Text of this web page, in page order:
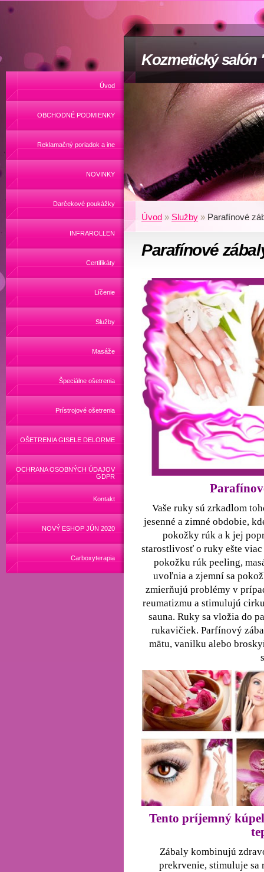
Kozmetický salón
Úvod
OBCHODNÉ PODMIENKY
Reklamačný poriadok a ine
NOVINKY
Darčekové poukážky
INFRAROLLEN
Certifikáty
Líčenie
Služby
Masáže
Špeciálne ošetrenia
Prístrojové ošetrenia
OŠETRENIA GISELE DELORME
OCHRANA OSOBNÝCH ÚDAJOV
GDPR
Kontakt
NOVÝ ESHOP JÚN 2020
Carboxyterapia
Úvod » Služby » Parafínové
Parafínové
Vaše ruky sú zrkadlom
jesenné a zimné obdobie,
pokožky rúk a k jej
starostlivosť o ruky ešte
pokožku rúk peeling,
uvoľnia a zjemní sa
zmierňujú problémy v
reumatizmu a stimulujú
sauna. Ruky sa vložia do
rukavičiek. Parfínový
mätu, vanilku alebo
Tento príjemný
Zábaly kombinujú
prekrvenie, stimuluje sa